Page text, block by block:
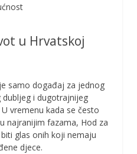
u Hrvatskoj
samo događaj za jednog
i dugotrajnijeg
vremenu kada se često
najranijim fazama, Hod za
glas onih koji nemaju
djece.